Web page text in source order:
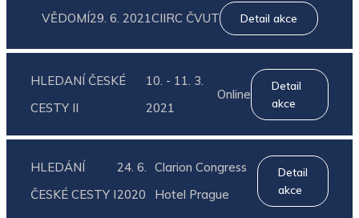
VĚDOMÍ29. 6. 2021CIIRC ČVUT Detail akce
HLEDANÍ ČESKÉ
CESTY II
10. - 11. 3.
2021
Online
Detail
akce
HLEDÁNÍ
ČESKÉ CESTY I
24. 6.
2020
Clarion Congress
Hotel Prague
Detail
akce